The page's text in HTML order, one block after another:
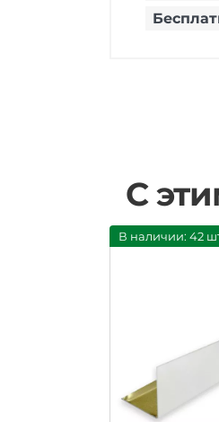
С
В наличии: 42